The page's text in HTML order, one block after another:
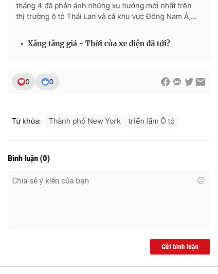
tháng 4 đã phản ánh những xu hướng mới nhất trên
thị trường ô tô Thái Lan và cả khu vực Đông Nam Á,...
Xăng tăng giá - Thời của xe điện đã tới?
0 0
Từ khóa: Thành phố New York triển lãm Ô tô
Bình luận (0)
Gửi bình luận